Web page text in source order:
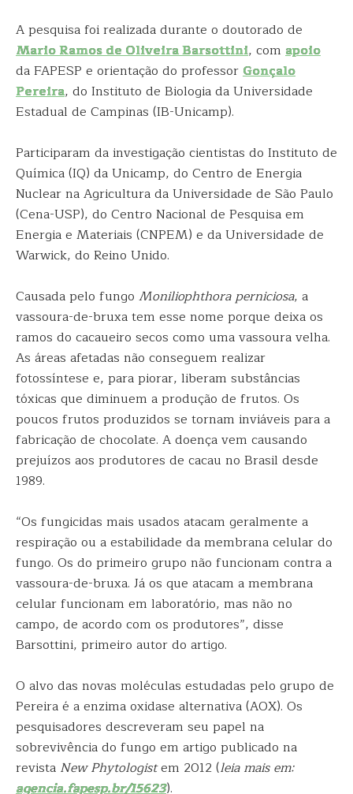
A pesquisa foi realizada durante o doutorado de
Mario Ramos de Oliveira Barsottini, com apoio
da FAPESP e orientação do professorGonçalo
Pereira, do Instituto de Biologia da Universidade
Estadual de Campinas (IB-Unicamp).
Participaram da investigação cientistas do Instituto de
Química (IQ) da Unicamp, do Centro de Energia
Nuclear na Agricultura da Universidade de São Paulo
(Cena-USP), do Centro Nacional de Pesquisa em
Energia e Materiais (CNPEM) e da Universidade de
Warwick, do Reino Unido.
Causada pelo fungo Moniliophthora perniciosa, a
vassoura-de-bruxa tem esse nome porque deixa os
ramos do cacaueiro secos como uma vassoura velha.
As áreas afetadas não conseguem realizar
fotossíntese e, para piorar, liberam substâncias
tóxicas que diminuem a produção de frutos. Os
poucos frutos produzidos se tornam inviáveis para a
fabricação de chocolate. A doença vem causando
prejuízos aos produtores de cacau no Brasil desde
1989.
“Os fungicidas mais usados atacam geralmente a
respiração ou a estabilidade da membrana celular do
fungo. Os do primeiro grupo não funcionam contra a
vassoura-de-bruxa. Já os que atacam a membrana
celular funcionam em laboratório, mas não no
campo, de acordo com os produtores”, disse
Barsottini, primeiro autor do artigo.
O alvo das novas moléculas estudadas pelo grupo de
Pereira é a enzima oxidase alternativa (AOX). Os
pesquisadores descreveram seu papel na
sobrevivência do fungo em artigo publicado na
revista New Phytologistem 2012 (leia mais em:
agencia.fapesp.br/15623).